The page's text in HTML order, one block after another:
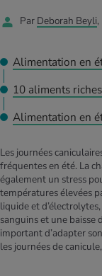
ACTUELS DANS
Calculez
ACTUELS DANS
Calculer la
Course &
ACTUELS DANS
Travail et
Détente
des femmes
ACTUELS DANS
Douleurs
Tool, test
Par Deborah Beyli
Alimentation en
10 aliments
Alimentation en
Les journées
fréquentes en été. La
également un stress
températures élevées
liquide et
sanguins et une baisse
important d’adapter
les journées de